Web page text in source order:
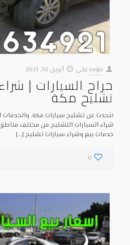
nejjo على أبريل 30, 2021
حراج السيارات |
تشليح مكة
نتحدث عن تشليح سيارات مكة، والخدمات
شراء السيارات التشليح من مختلف
خدمات بيع وشراء سيارات تشليح […]
0